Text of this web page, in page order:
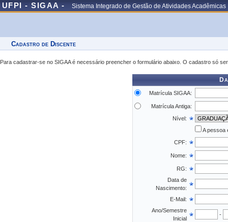
UFPI - SIGAA - Sistema Integrado de Gestão de Atividades Acadêmicas
Cadastro de Discente
Para cadastrar-se no SIGAA é necessário preencher o formulário abaixo. O cadastro só
Matrícula SIGAA:
Matrícula Antiga:
Nível:
A pessoa
CPF:
Nome:
RG:
Data de
Nascimento:
E-Mail:
Ano/Semestre
Inicial
-